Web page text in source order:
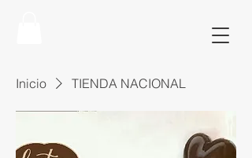
Inicio TIENDA NACIONAL